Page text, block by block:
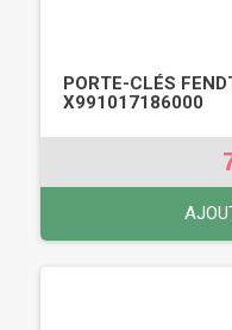
PORTE-CLÉS
X991017186000